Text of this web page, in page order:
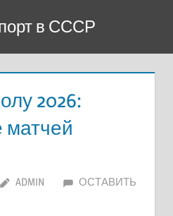
в СССР
2026:
матчей
ADMIN
ОСТАВИТЬ